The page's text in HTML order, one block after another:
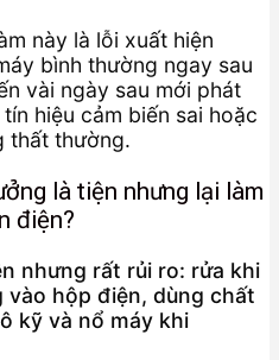
này là lỗi xuất hiện
bình thường ngay sau
vài ngày sau mới phát
hiệu cảm biến sai hoặc
thất thường.
là tiện nhưng lại làm
điện?
nhưng rất rủi ro: rửa khi
hộp điện, dùng chất
kỹ và nổ máy khi